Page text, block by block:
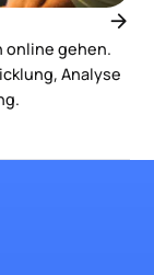
online gehen.
Analyse
arrow_forward